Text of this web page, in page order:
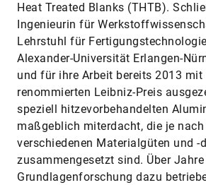
Heat Treated Blanks (THTB).
Ingenieurin für
Lehrstuhl für
Alexander-Universität Erlangen-
und für ihre Arbeit bereits 2013 mit
renommierten Leibniz-Preis
speziell hitzevorbehandelten
maßgeblich miterdacht, die je
verschiedenen Materialgüten und -
zusammengesetzt sind. Über
Grundlagenforschung dazu